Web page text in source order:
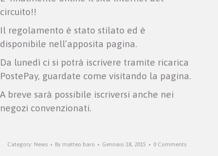
circuito!!
Il regolamento è stato stilato ed è
disponibile nell’apposita pagina.
Da lunedì ci si potrà iscrivere tramite ricarica
PostePay, guardate come visitando la pagina.
A breve sarà possibile iscriversi anche nei
negozi convenzionati.
Category: News By matteo baro Gennaio 18, 2015 0 Comments